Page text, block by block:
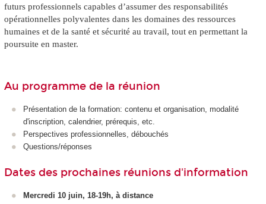
futurs professionnels capables d’assumer des responsabilités
opérationnelles polyvalentes dans les domaines des ressources
humaines et de la santé et sécurité au travail, tout en permettant la
poursuite en master.
Au programme de la réunion
Présentation de la formation: contenu et organisation, modalité
d'inscription, calendrier, prérequis, etc.
Perspectives professionnelles, débouchés
Questions/réponses
Dates des prochaines réunions d'information
Mercredi 10 juin, 18-19h, à distance